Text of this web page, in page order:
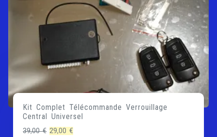
Kit Complet Télécommande Verrouillage
Central Universel
39,00€ Le
29,00€